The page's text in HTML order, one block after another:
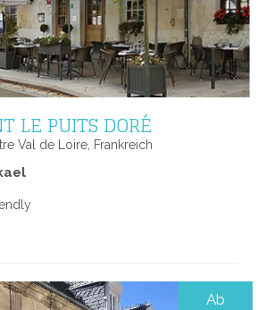
LE PUITS DORÉ
Val de Loire, Frankreich
Ab